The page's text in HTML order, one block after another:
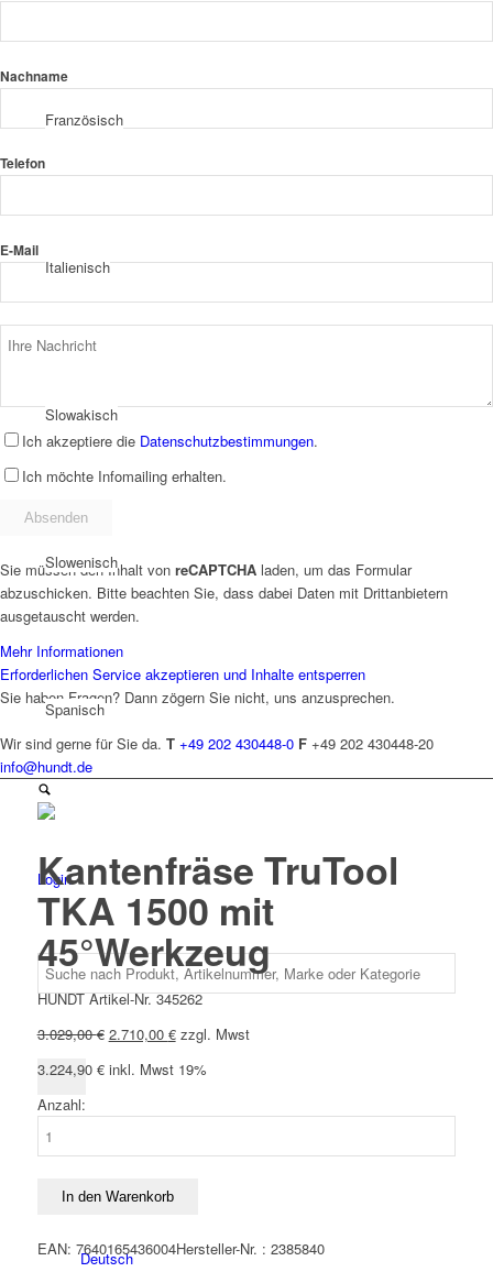
Französisch
Italienisch
Slowakisch
Slowenisch
Spanisch
Login
Deutsch
Nachname
Telefon
E-Mail
Ich akzeptiere die Datenschutzbestimmungen.
Ich möchte Infomailing erhalten.
Sie müssen den Inhalt von reCAPTCHA laden, um das Formular
abzuschicken. Bitte beachten Sie, dass dabei Daten mit Drittanbietern
ausgetauscht werden.
Mehr Informationen
Erforderlichen Service akzeptieren und Inhalte entsperren
Sie haben Fragen? Dann zögern Sie nicht, uns anzusprechen.
Wir sind gerne für Sie da. T +49 202 430448-0 F +49 202 430448-20
info@hundt.de
Kantenfräse TruTool
TKA 1500 mit
45°Werkzeug
HUNDT Artikel-Nr. 345262
3.029,00€ Ursprünglicher
war:
2.710,00 €Aktueller
ist:
zzgl. Mwst
3.224,90 €inkl. Mwst 19%
Anzahl:
1500
45°Werkzeug
In den Warenkorb
EAN: 7640165436004Hersteller-Nr. : 2385840